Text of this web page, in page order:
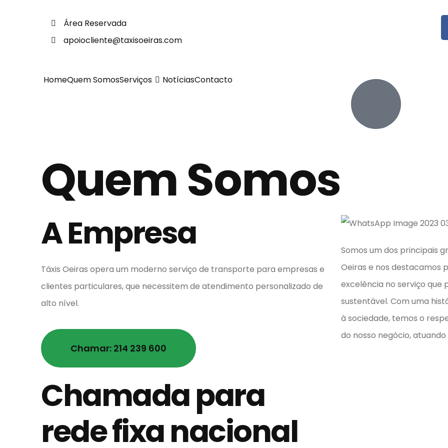
Área Reservada
apoiocliente@taxisoeiras.com
HomeQuem SomosServiços NotíciasContacto
Quem Somos
A Empresa
Táxis Oeiras opera um moderno serviço de transporte para empresas e
clientes particulares, que necessitem de atendimento personalizado de
alto nível.
Chamar: 214 239 600
Chamada para
rede fixa nacional
Somos um dos principais
Oeiras e nos destacamos
excelência no serviço
sustentável. Com uma
à sociedade, temos o
do nosso negócio,